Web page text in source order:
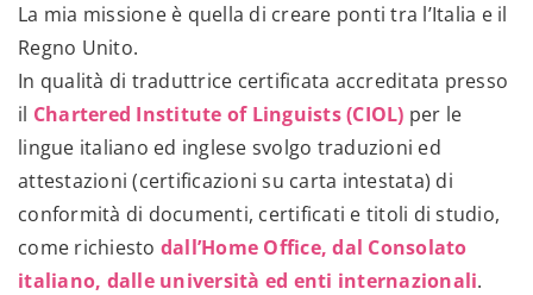
La mia missione è quella di creare ponti tra l’Italia e il
Regno Unito.
In qualità di traduttrice certificata accreditata presso
il Chartered Institute of Linguists (CIOL) per le
lingue italiano ed inglese svolgo traduzioni ed
attestazioni (certificazioni su carta intestata) di
conformità di documenti, certificati e titoli di studio,
come richiesto dall’Home Office, dal Consolato
italiano, dalle università ed enti internazionali.